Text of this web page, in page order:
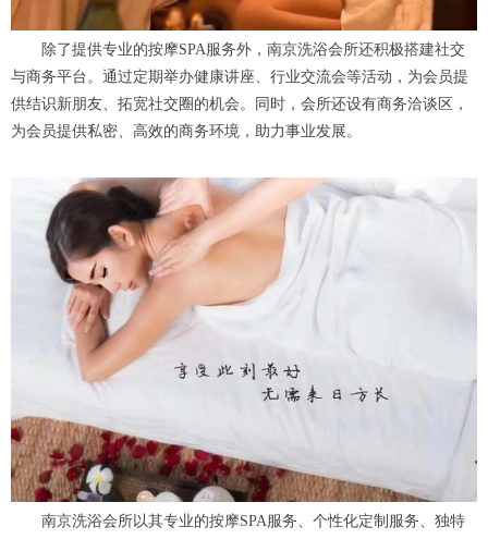
除了提供专业的按摩SPA服务外，南京洗浴会所还积极搭建社交
与商务平台。通过定期举办健康讲座、行业交流会等活动，为会员提
供结识新朋友、拓宽社交圈的机会。同时，会所还设有商务洽谈区，
为会员提供私密、高效的商务环境，助力事业发展。
南京洗浴会所以其专业的按摩SPA服务、个性化定制服务、独特